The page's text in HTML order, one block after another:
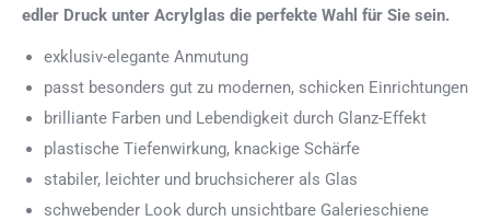
edler Druck unter Acrylglas die perfekte Wahl für Sie sein.
exklusiv-elegante Anmutung
passt besonders gut zu modernen, schicken Einrichtungen
brilliante Farben und Lebendigkeit durch Glanz-Effekt
plastische Tiefenwirkung, knackige Schärfe
stabiler, leichter und bruchsicherer als Glas
schwebender Look durch unsichtbare Galerieschiene